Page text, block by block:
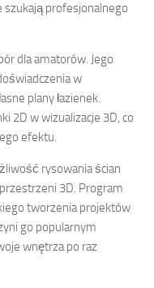
szukają profesjonalnego
dla amatorów. Jego
w
plany łazienek.
2D w wizualizacje 3D, co
efektu.
rysowania ścian
3D. Program
tworzenia projektów
go popularnym
wnętrza po raz